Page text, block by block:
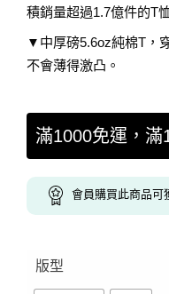
積銷量超過1.7億件的T
▼中厚磅5.6oz純棉T，
不會薄得激凸。
滿1000免運，滿
會員購買此商品可
版型